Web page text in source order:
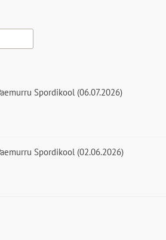
Spordikool (06.07.2026)
Spordikool (02.06.2026)